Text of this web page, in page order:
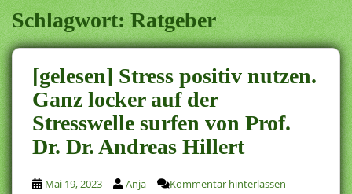
n
c
o
n
t
e
n
t
Schlagwort:Ratgeber
[gelesen] Stress positiv nutzen.
Ganz locker auf der
Stresswelle surfen von Prof.
Dr. Dr. Andreas Hillert
Mai 19, 2023 Anja Kommentar hinterlassen